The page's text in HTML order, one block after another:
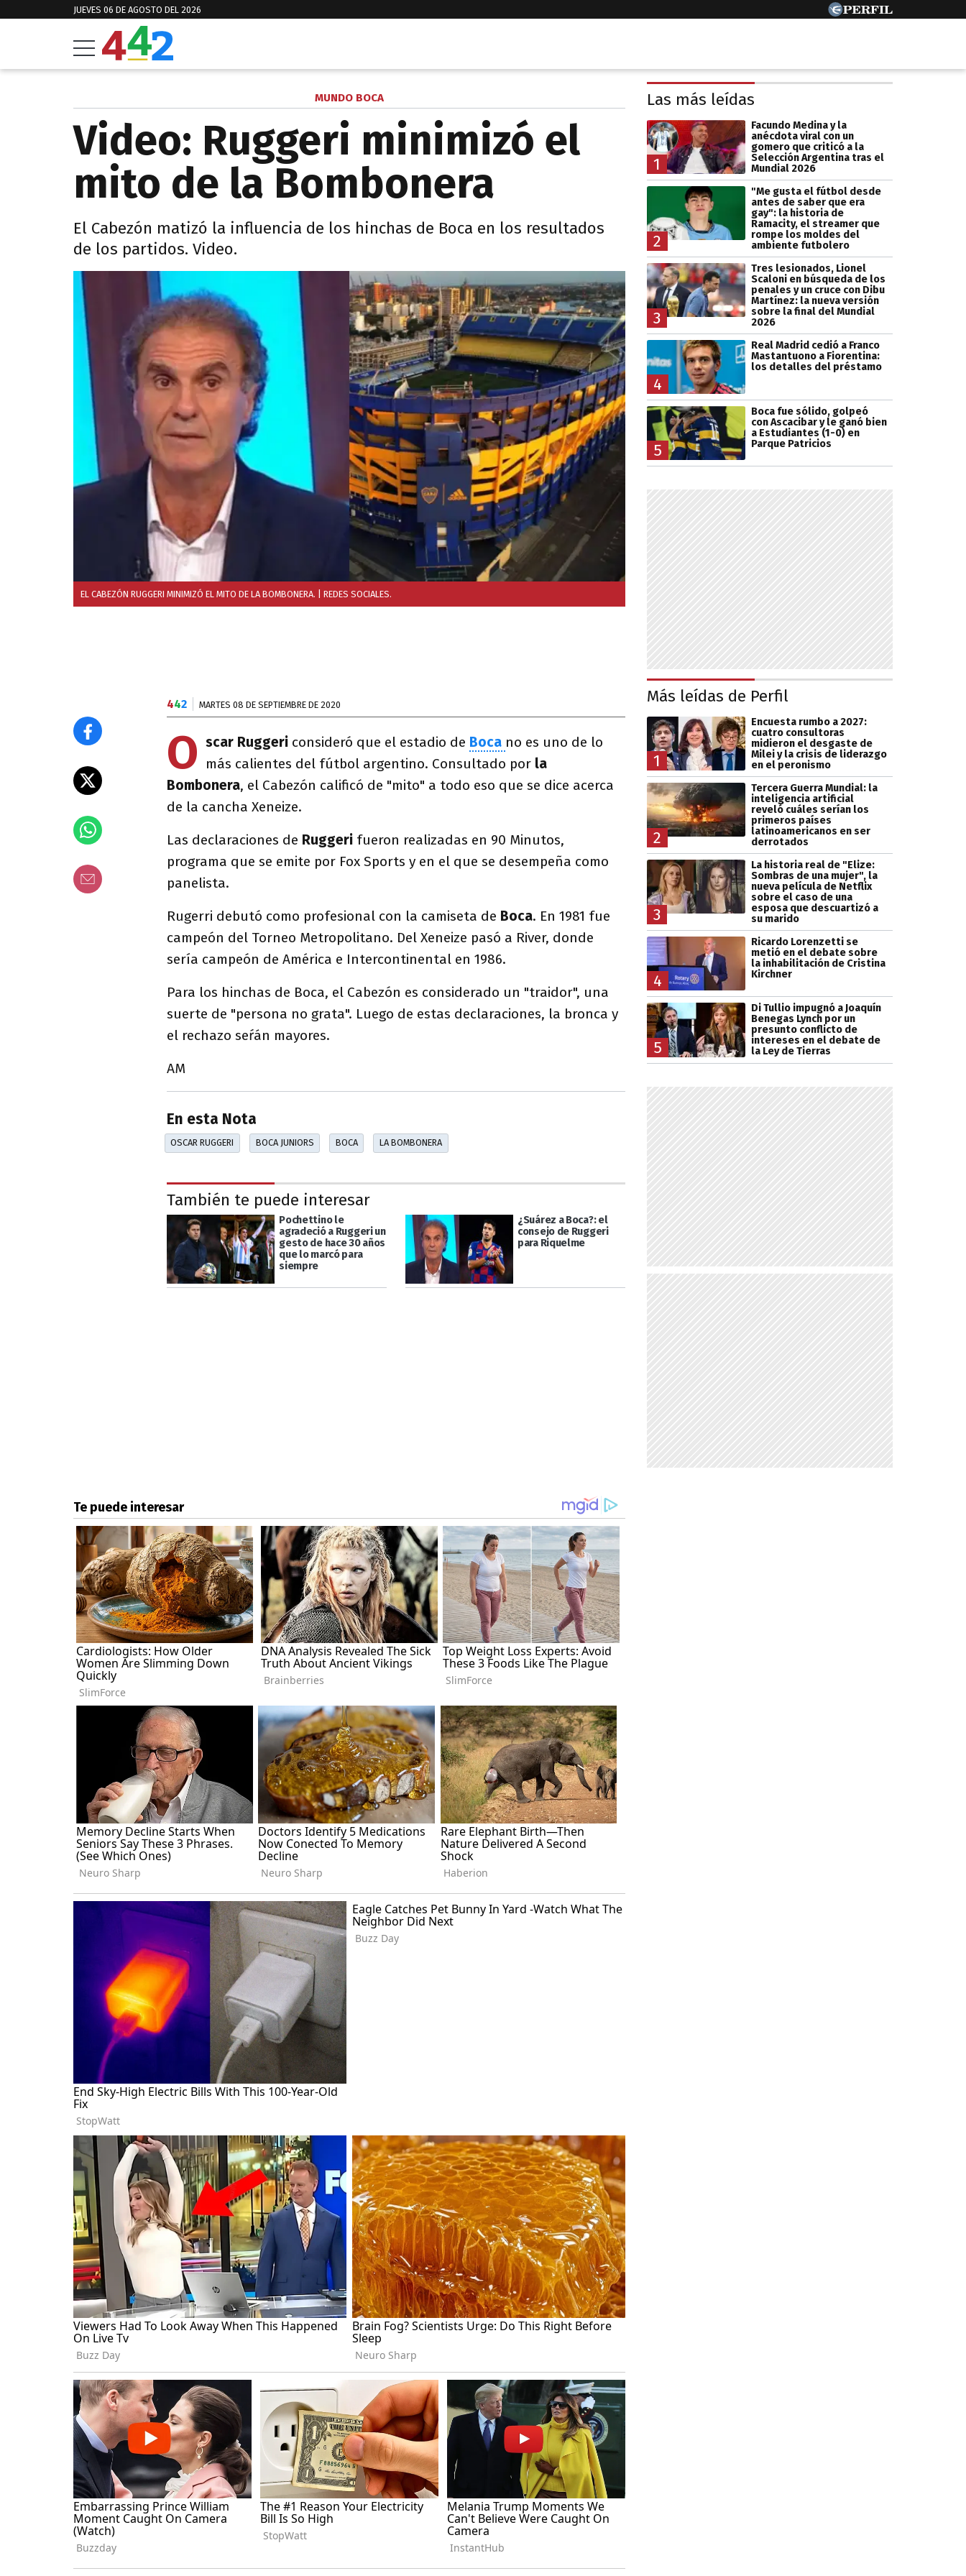
JUEVES 06 DE AGOSTO DEL 2026
MUNDO BOCA
Video: Ruggeri minimizó el
mito de la Bombonera
El Cabezón matizó la influencia de los hinchas de Boca en los resultados
de los partidos. Video.
EL CABEZÓN RUGGERI MINIMIZÓ EL MITO DE LA BOMBONERA. | REDES SOCIALES.
442 MARTES 08 DE SEPTIEMBRE DE 2020
O scar Ruggeri consideró que el estadio de Boca no es uno de lo
más calientes del fútbol argentino. Consultado por la
Bombonera, el Cabezón calificó de "mito" a todo eso que se dice acerca
de la cancha Xeneize.
Las declaraciones de Ruggeri fueron realizadas en 90 Minutos,
programa que se emite por Fox Sports y en el que se desempeña como
panelista.
Rugerri debutó como profesional con la camiseta de Boca. En 1981 fue
campeón del Torneo Metropolitano. Del Xeneize pasó a River, donde
sería campeón de América e Intercontinental en 1986.
Para los hinchas de Boca, el Cabezón es considerado un "traidor", una
suerte de "persona no grata". Luego de estas declaraciones, la bronca y
el rechazo seŕán mayores.
AM
En esta Nota
OSCAR RUGGERI BOCA JUNIORS BOCA LA BOMBONERA
También te puede interesar
Pochettino le
agradeció a Ruggeri un
gesto de hace 30 años
que lo marcó para
siempre
¿Suárez a Boca?: el
consejo de Ruggeri
para Riquelme
Las más leídas
1
Facundo Medina y la
anécdota viral con un
gomero que criticó a la
Selección Argentina tras el
Mundial 2026
2
"Me gusta el fútbol desde
antes de saber que era
gay": la historia de
Ramacity, el streamer que
rompe los moldes del
ambiente futbolero
3
Tres lesionados, Lionel
Scaloni en búsqueda de los
penales y un cruce con Dibu
Martínez: la nueva versión
sobre la final del Mundial
2026
4
Real Madrid cedió a Franco
Mastantuono a Fiorentina:
los detalles del préstamo
5
Boca fue sólido, golpeó
con Ascacibar y le ganó bien
a Estudiantes (1-0) en
Parque Patricios
Más leídas de Perfil
1
Encuesta rumbo a 2027:
cuatro consultoras
midieron el desgaste de
Milei y la crisis de liderazgo
en el peronismo
2
Tercera Guerra Mundial: la
inteligencia artificial
reveló cuáles serían los
primeros países
latinoamericanos en ser
derrotados
3
La historia real de "Elize:
Sombras de una mujer", la
nueva película de Netflix
sobre el caso de una
esposa que descuartizó a
su marido
4
Ricardo Lorenzetti se
metió en el debate sobre
la inhabilitación de Cristina
Kirchner
5
Di Tullio impugnó a Joaquín
Benegas Lynch por un
presunto conflicto de
intereses en el debate de
la Ley de Tierras